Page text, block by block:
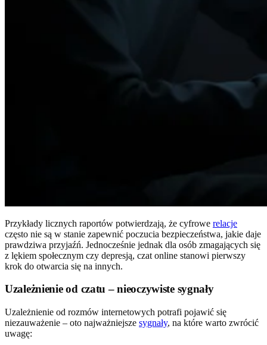
Przykłady licznych raportów potwierdzają, że cyfrowe relacje
często nie są w stanie zapewnić poczucia bezpieczeństwa, jakie daje
prawdziwa przyjaźń. Jednocześnie jednak dla osób zmagających się
z lękiem społecznym czy depresją, czat online stanowi pierwszy
krok do otwarcia się na innych.
Uzależnienie od czatu – nieoczywiste sygnały
Uzależnienie od rozmów internetowych potrafi pojawić się
niezauważenie – oto najważniejsze sygnały, na które warto zwrócić
uwagę: